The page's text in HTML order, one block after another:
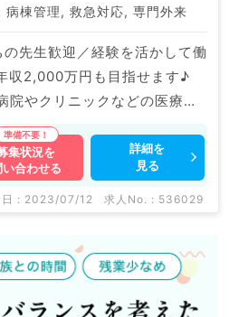
病棟管理, 救急対応, 専門外来
先生歓迎／経験を活かして働
収2,000万円も目指せます♪
院やクリニックなどの医療機
医等
人内容の詳細等
い。
集状況を
い合わせる
詳細を
見る
日 : 2023/07/12 求人No. : 536029